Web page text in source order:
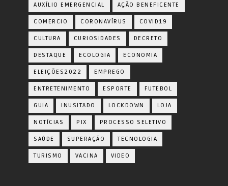
AUXÍLIO EMERGENCIAL AÇÃO BENEFICENTE
COMERCIO CORONAVÍRUS COVID19
CULTURA CURIOSIDADES DECRETO
DESTAQUE ECOLOGIA ECONOMIA
ELEIÇÕES2022 EMPREGO
ENTRETENIMENTO ESPORTE FUTEBOL
GUIA INUSITADO LOCKDOWN LOJA
NOTÍCIAS PIX PROCESSO SELETIVO
SAÚDE SUPERAÇÃO TECNOLOGIA
TURISMO VACINA VIDEO